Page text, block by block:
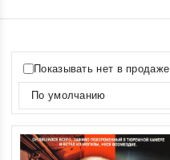
Показывать нет в продаже